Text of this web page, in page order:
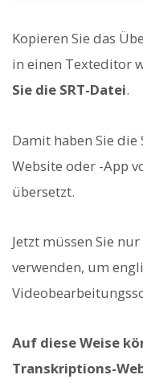
Kopieren Sie das
in einen Texteditor
Sie die SRT-Datei.
Damit haben Sie
Website oder -App
übersetzt.
Jetzt müssen Sie
verwenden, um
Auf diese Weise
Transkriptions-